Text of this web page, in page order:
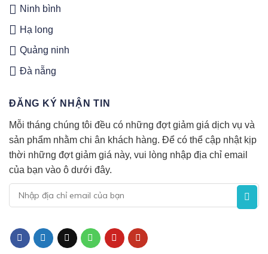
Ninh bình
Hạ long
Quảng ninh
Đà nẵng
ĐĂNG KÝ NHẬN TIN
Mỗi tháng chúng tôi đều có những đợt giảm giá dịch vụ và
sản phẩm nhằm chi ân khách hàng. Để có thể cập nhật kịp
thời những đợt giảm giá này, vui lòng nhập địa chỉ email
của bạn vào ô dưới đây.